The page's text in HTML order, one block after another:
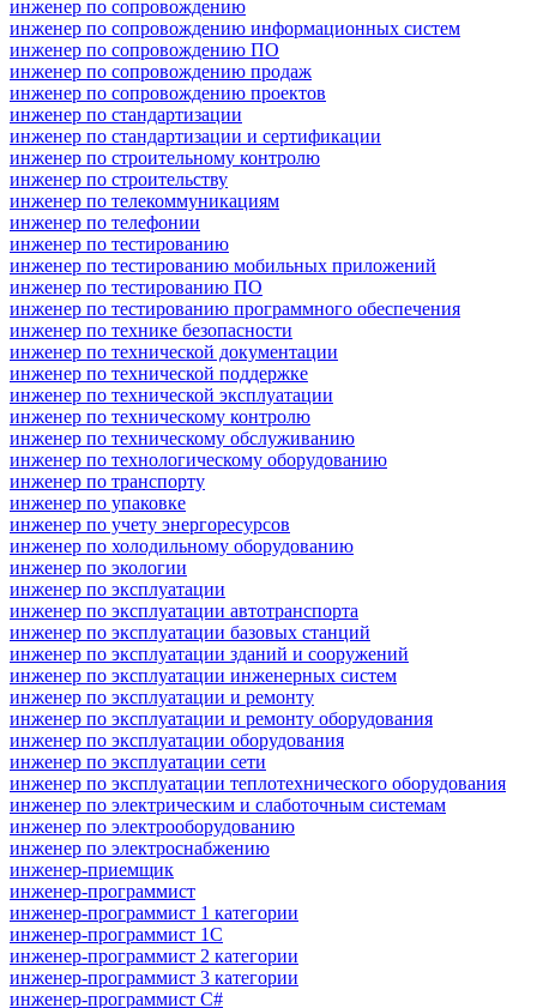
инженер по сопровождению
инженер по сопровождению информационных систем
инженер по сопровождению ПО
инженер по сопровождению продаж
инженер по сопровождению проектов
инженер по стандартизации
инженер по стандартизации и сертификации
инженер по строительному контролю
инженер по строительству
инженер по телекоммуникациям
инженер по телефонии
инженер по тестированию
инженер по тестированию мобильных приложений
инженер по тестированию ПО
инженер по тестированию программного обеспечения
инженер по технике безопасности
инженер по технической документации
инженер по технической поддержке
инженер по технической эксплуатации
инженер по техническому контролю
инженер по техническому обслуживанию
инженер по технологическому оборудованию
инженер по транспорту
инженер по упаковке
инженер по учету энергоресурсов
инженер по холодильному оборудованию
инженер по экологии
инженер по эксплуатации
инженер по эксплуатации автотранспорта
инженер по эксплуатации базовых станций
инженер по эксплуатации зданий и сооружений
инженер по эксплуатации инженерных систем
инженер по эксплуатации и ремонту
инженер по эксплуатации и ремонту оборудования
инженер по эксплуатации оборудования
инженер по эксплуатации сети
инженер по эксплуатации теплотехнического оборудования
инженер по электрическим и слаботочным системам
инженер по электрооборудованию
инженер по электроснабжению
инженер-приемщик
инженер-программист
инженер-программист 1 категории
инженер-программист 1С
инженер-программист 2 категории
инженер-программист 3 категории
инженер-программист C#